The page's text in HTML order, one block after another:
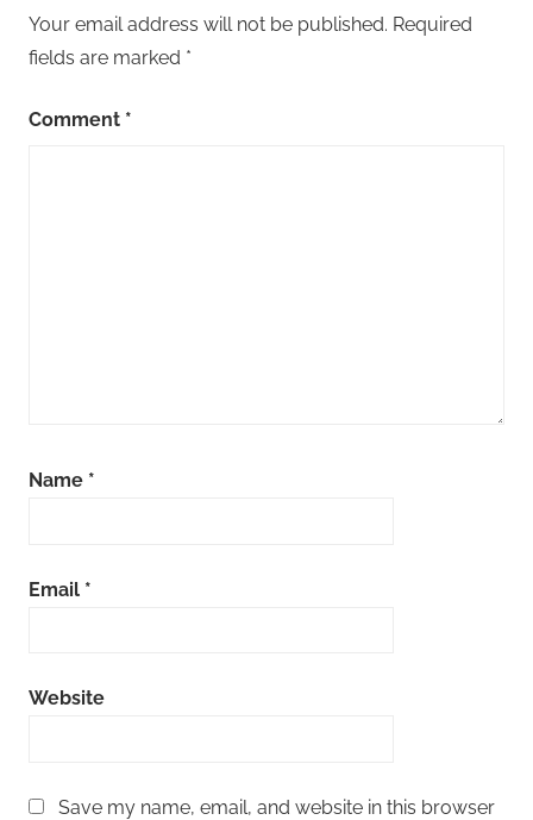
Your email address will not be published. Required
fields are marked *
Comment *
Name *
Email *
Website
Save my name, email, and website in this browser